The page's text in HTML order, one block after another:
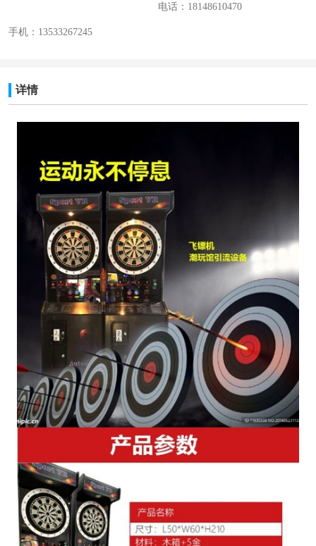
电话：18148610470
手机：13533267245
详情